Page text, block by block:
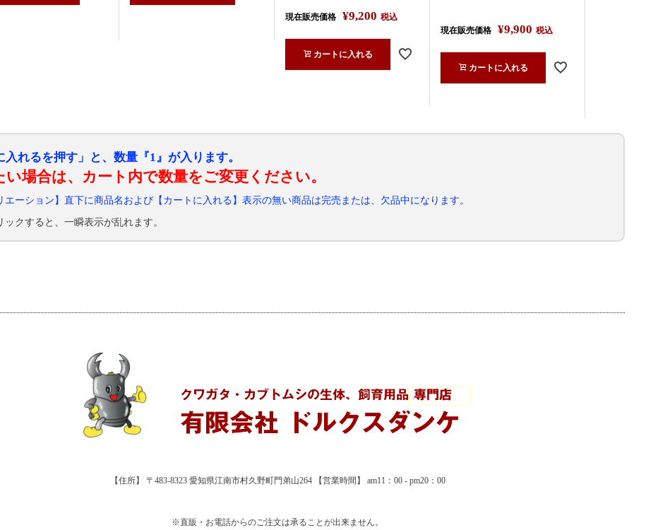
現在販売価格 ¥9,200 税込
カートに入れる
現在販売価格 ¥9,900 税込
カートに入れる
入れるを押す」と、数量『1』が入ります。
い場合は、カート内で数量をご変更ください。
エーション】直下に商品名および【カートに入れる】表示の無い商品は完売または、欠品中になります。
ックすると、一瞬表示が乱れます。
【住所】 〒483-8323 愛知県江南市村久野町門弟山264 【営業時間】 am11：00 - pm20：00
※直販・お電話からのご注文は承ることが出来ません。